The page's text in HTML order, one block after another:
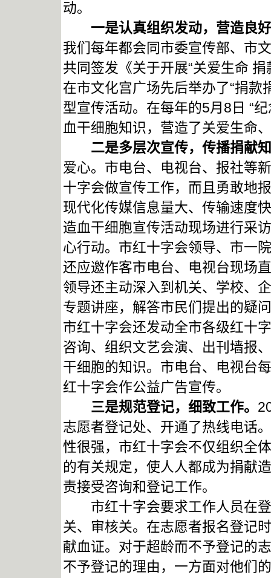
动。
一是认真组织发动，营造良
我们每年都会同市委宣传部、市
共同签发《关于开展“关爱生命
在市文化宫广场先后举办了“捐款
型宣传活动。在每年的5月8日 “
血干细胞知识，营造了关爱生命
二是多层次宣传，传播捐献
爱心。市电台、电视台、报社等
十字会做宣传工作，而且勇敢地
现代化传媒信息量大、传输速度
造血干细胞宣传活动现场进行采
心行动。市红十字会领导、市一
还应邀作客市电台、电视台现场
领导还主动深入到机关、学校、
专题讲座，解答市民们提出的疑
市红十字会还发动全市各级红十
咨询、组织文艺会演、出刊墙报
干细胞的知识。市电台、电视台
红十字会作公益广告宣传。
三是规范登记，细致工作。
志愿者登记处、开通了热线电话
性很强，市红十字会不仅组织全
的有关规定，使人人都成为捐献
责接受咨询和登记工作。
市红十字会要求工作人员在登
关、审核关。在志愿者报名登记
献血证。对于超龄而不予登记的
不予登记的理由，一方面对他们